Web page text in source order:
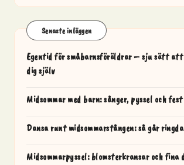
Senaste inläggen
Egentid för småbarnsföräldrar – sju sätt
dig själv
Midsommar med barn: sånger, pyssel och fest
Dansa runt midsommarstången: så går
Midsommarpyssel: blomsterkransar och